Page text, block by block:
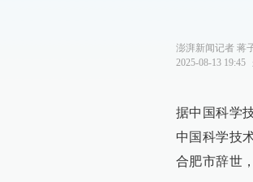
澎湃新闻记者 蒋
2025-08-13 19:45
据中国科学
中国科学技
合肥市辞世